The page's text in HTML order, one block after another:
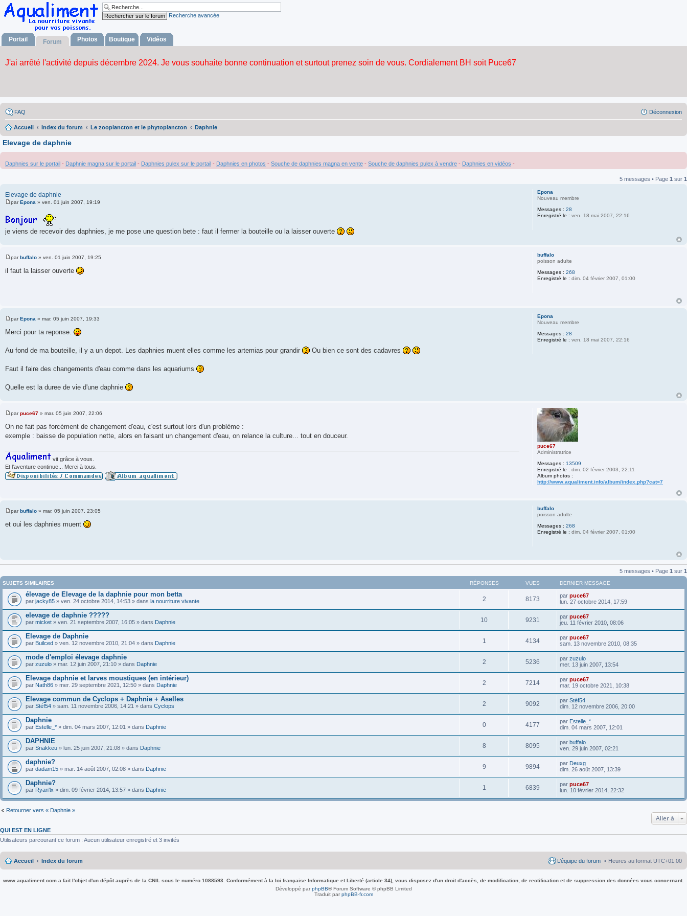
Recherche avancée
Portail Forum Photos Boutique Vidéos
FAQ Déconnexion
Accueil Index du forum Le zooplancton et le phytoplancton Daphnie
Elevage de daphnie
Daphnies sur le portail - Daphnie magna sur le portail - Daphnies pulex sur le portail - Daphnies en photos - Souche de daphnies magna en vente - Souche de daphnies pulex à vendre - Daphnies en vidéos -
5 messages • Page 1 sur 1
Epona
Nouveau membre
Messages : 28
Enregistré le : ven. 18 mai 2007, 22:16
Elevage de daphnie
s
a
par Epona » ven. 01 juin 2007, 19:19
je viens de recevoir des daphnies, je me pose une question bete : faut il fermer la bouteille ou la laisser ouverte
buffalo
poisson adulte
Messages : 268
Enregistré le : dim. 04 février 2007, 01:00
M
e
s
parbuffalo » ven. 01 juin 2007, 19:25
il faut la laisser ouverte
Epona
Nouveau membre
Messages : 28
Enregistré le : ven. 18 mai 2007, 22:16
M
s
g
parEpona » mar. 05 juin 2007, 19:33
Merci pour ta reponse.
Au fond de ma bouteille, il y a un depot. Les daphnies muent elles comme les artemias pour grandir Ou bien ce sont des cadavres
Faut il faire des changements d'eau comme dans les aquariums
Quelle est la duree de vie d'une daphnie
puce67
Administratrice
Messages : 13509
Enregistré le : dim. 02 février 2003, 22:11
Album photos :
http://www.aqualiment.info/album/index.php?cat=7
M
s
s
e
parpuce67 » mar. 05 juin 2007, 22:06
On ne fait pas forcément de changement d'eau, c'est surtout lors d'un problème :
exemple : baisse de population nette, alors en faisant un changement d'eau, on relance la culture... tout en douceur.
vit grâce à vous.
Et l'aventure continue... Merci à tous.
buffalo
poisson adulte
Messages : 268
Enregistré le : dim. 04 février 2007, 01:00
M
parbuffalo » mar. 05 juin 2007, 23:05
et oui les daphnies muent
5 messages • Page 1 sur 1
SUJETS SIMILAIRES RÉPONSES VUES DERNIER MESSAGE
élevage de Elevage de la daphnie pour mon betta
par jacky85 » ven. 24 octobre 2014, 14:53 » dans la nourriture vivante 2 8173 par puce67
lun. 27 octobre 2014, 17:59
elevage de daphnie ?????
par micket » ven. 21 septembre 2007, 16:05 » dans Daphnie 10 9231 par puce67
jeu. 11 février 2010, 08:06
Elevage de Daphnie
par Builced » ven. 12 novembre 2010, 21:04 » dans Daphnie 1 4134 par puce67
sam. 13 novembre 2010, 08:35
mode d'emploi élevage daphnie
par zuzulo » mar. 12 juin 2007, 21:10 » dans Daphnie 2 5236 par zuzulo
mer. 13 juin 2007, 13:54
Elevage daphnie et larves moustiques (en intérieur)
par Nath86 » mer. 29 septembre 2021, 12:50 » dans Daphnie 2 7214 par puce67
mar. 19 octobre 2021, 10:38
Elevage commun de Cyclops + Daphnie + Aselles
par Stéf54 » sam. 11 novembre 2006, 14:21 » dans Cyclops 2 9092 par Stéf54
dim. 12 novembre 2006, 20:00
Daphnie
par Estelle_* » dim. 04 mars 2007, 12:01 » dans Daphnie 0 4177 par Estelle_*
dim. 04 mars 2007, 12:01
DAPHNIE
par Snakkeu » lun. 25 juin 2007, 21:08 » dans Daphnie 8 8095 par buffalo
ven. 29 juin 2007, 02:21
daphnie?
par dadam15 » mar. 14 août 2007, 02:08 » dans Daphnie 9 9894 par Deuxg
dim. 26 août 2007, 13:39
Daphnie?
par Ryan'lx » dim. 09 février 2014, 13:57 » dans Daphnie 1 6839 par puce67
lun. 10 février 2014, 22:32
Retourner vers « Daphnie »
Aller à
QUI EST EN LIGNE
Utilisateurs parcourant ce forum : Aucun utilisateur enregistré et 3 invités
Accueil Index du forum Heures au format UTC+01:00
L’équipe du forum
www.aqualiment.com a fait l'objet d'un dépôt auprès de la CNIL sous le numéro 1088593. Conformément à la loi française Informatique et Liberté (article 34), vous disposez d'un droit d'accès, de modification, de rectification et de suppression des données vous concernant.
Développé parphpBB® Forum Software © phpBB Limited
Traduit parphpBB-fr.com